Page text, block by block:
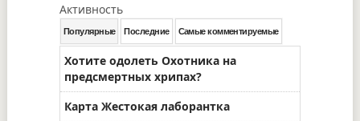
Активность
Популярные Последние Самые комментируемые
Хотите одолеть Охотника на
предсмертных хрипах?
Карта Жестокая лаборантка